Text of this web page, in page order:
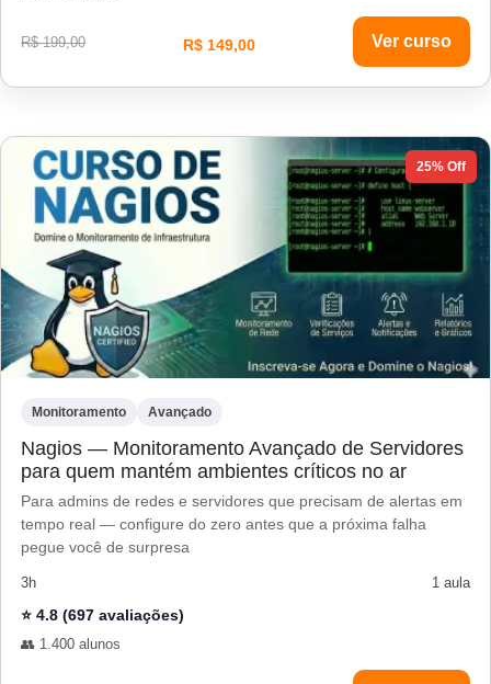
R$ 199,00 R$ 149,00 Ver curso
25% Off
Monitoramento Avançado
Nagios — Monitoramento Avançado de Servidores
para quem mantém ambientes críticos no ar
Para admins de redes e servidores que precisam de alertas em
tempo real — configure do zero antes que a próxima falha
pegue você de surpresa
3h 1 aula
⭐ 4.8 (697 avaliações)
👥 1.400 alunos